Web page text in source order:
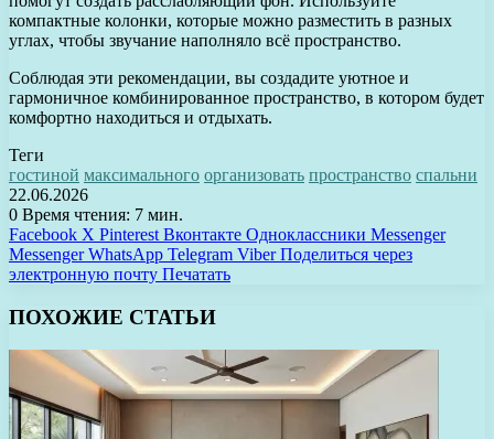
компактные колонки, которые можно разместить в разных
углах, чтобы звучание наполняло всё пространство.
Соблюдая эти рекомендации, вы создадите уютное и
гармоничное комбинированное пространство, в котором будет
комфортно находиться и отдыхать.
Теги
гостиной максимального организовать пространство спальни
22.06.2026
0 Время чтения: 7 мин.
Facebook X Pinterest Вконтакте Одноклассники Messenger
Messenger WhatsApp Telegram Viber Поделиться через
электронную почту Печатать
ПОХОЖИЕ СТАТЬИ